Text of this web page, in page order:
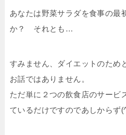
あなたは野菜サラダを食事の最
か？ それとも…
すみません、ダイエットのため
お話ではありません。
ただ単に２つの飲食店のサービ
ているだけですのであしからず